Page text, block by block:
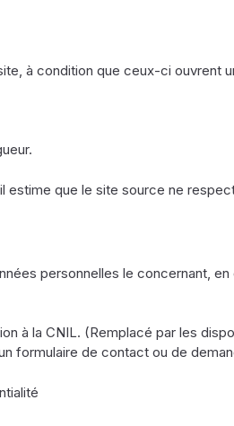
à condition que ceux-ci ouvrent
estime que le site source ne
personnelles le concernant,
à la CNIL. (Remplacé par les
formulaire de contact ou de